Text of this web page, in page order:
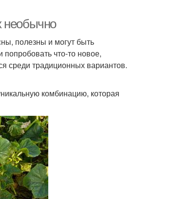
необычно
полезны и могут быть
что-то новое,
среди традиционных вариантов.
комбинацию, которая